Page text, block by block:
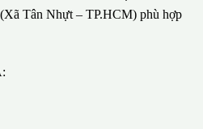
Tân Nhựt – TP.HCM) phù hợp